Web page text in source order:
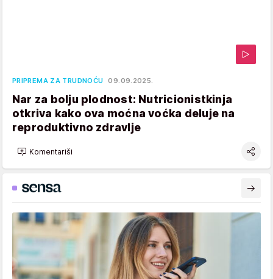
PRIPREMA ZA TRUDNOĆU 09.09.2025.
Nar za bolju plodnost: Nutricionistkinja
otkriva kako ova moćna voćka deluje na
reproduktivno zdravlje
Komentariši